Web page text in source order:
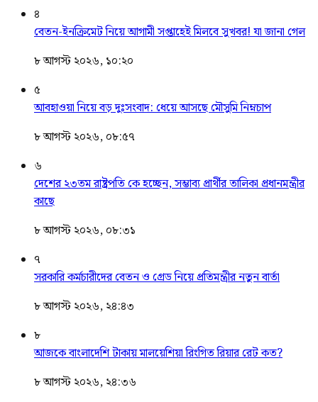
৪
বেতন-ইনক্রিমেট নিয়ে আগামী সপ্তাহেই মিলবে সুখবর! যা জানা গেল
৮ আগস্ট ২০২৬, ১০:২০
৫
আবহাওয়া নিয়ে বড় দুঃসংবাদ: ধেয়ে আসছে মৌসুমি নিম্নচাপ
৮ আগস্ট ২০২৬, ০৮:৫৭
৬
দেশের ২৩তম রাষ্ট্রপতি কে হচ্ছেন, সম্ভাব্য প্রার্থীর তালিকা প্রধানমন্ত্রীর
কাছে
৮ আগস্ট ২০২৬, ০৮:৩১
৭
সরকারি কর্মচারীদের বেতন ও গ্রেড নিয়ে প্রতিমন্ত্রীর নতুন বার্তা
৮ আগস্ট ২০২৬, ২৪:৪৩
৮
আজকে বাংলাদেশি টাকায় মালয়েশিয়া রিংগিত রিয়ার রেট কত?
৮ আগস্ট ২০২৬, ২৪:৩৬